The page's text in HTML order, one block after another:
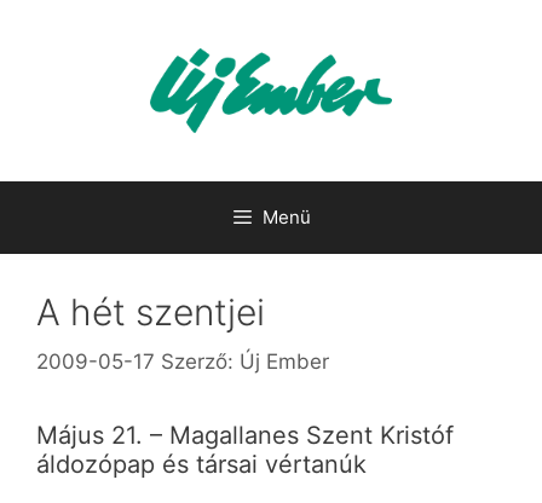
Menü
A hét szentjei
2009-05-17 Szerző: Új Ember
Május 21. – Magallanes Szent Kristóf
áldozópap és társai vértanúk